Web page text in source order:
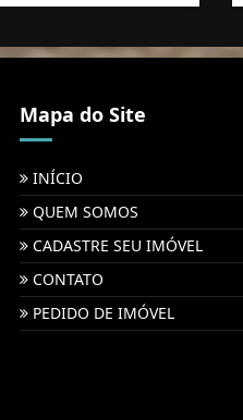
Mapa do Site
INÍCIO
QUEM SOMOS